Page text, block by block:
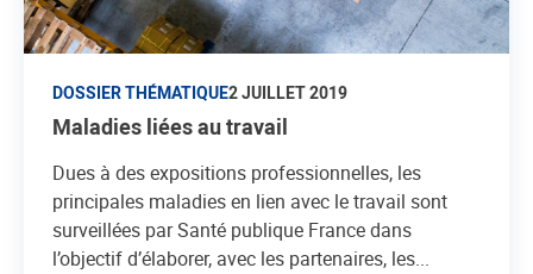
DOSSIER THÉMATIQUE2 JUILLET 2019
Maladies liées au travail
Dues à des expositions professionnelles, les
principales maladies en lien avec le travail sont
surveillées par Santé publique France dans
l’objectif d’élaborer, avec les partenaires, les...